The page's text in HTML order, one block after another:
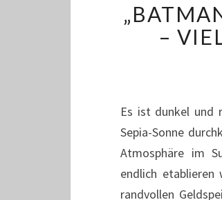
–
Es ist dunkel und
Sepia-Sonne
Atmosphäre im
endlich
randvollen